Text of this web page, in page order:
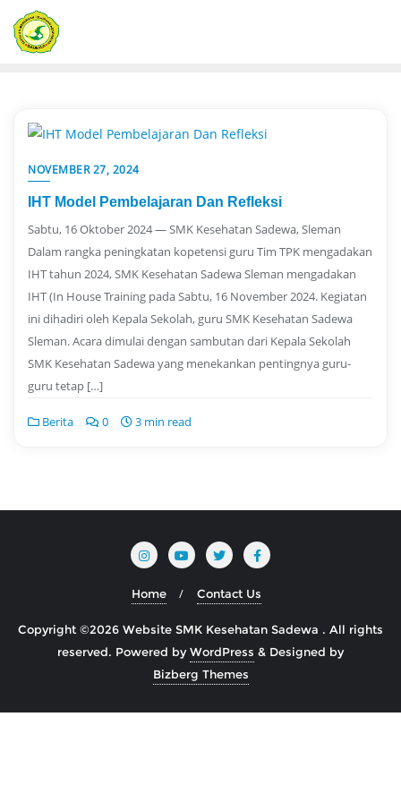
content
NOVEMBER 27, 2024
IHT Model Pembelajaran Dan Refleksi
Sabtu, 16 Oktober 2024 — SMK Kesehatan Sadewa, Sleman
Dalam rangka peningkatan kopetensi guru Tim TPK mengadakan
IHT tahun 2024, SMK Kesehatan Sadewa Sleman mengadakan
IHT (In House Training pada Sabtu, 16 November 2024. Kegiatan
ini dihadiri oleh Kepala Sekolah, guru SMK Kesehatan Sadewa
Sleman. Acara dimulai dengan sambutan dari Kepala Sekolah
SMK Kesehatan Sadewa yang menekankan pentingnya guru-
guru tetap […]
Berita 0 3 min read
Home Contact Us
Copyright ©2026 Website SMK Kesehatan Sadewa . All rights
reserved. Powered byWordPress & Designed by
Bizberg Themes